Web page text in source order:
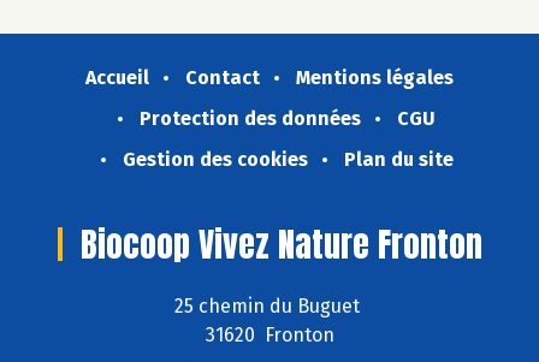
Accueil Contact
Mentions légales
Protection des données
CGU
Gestion des cookies
Plan du site
Biocoop Vivez Nature Fronton
25 chemin du Buguet
31620 Fronton